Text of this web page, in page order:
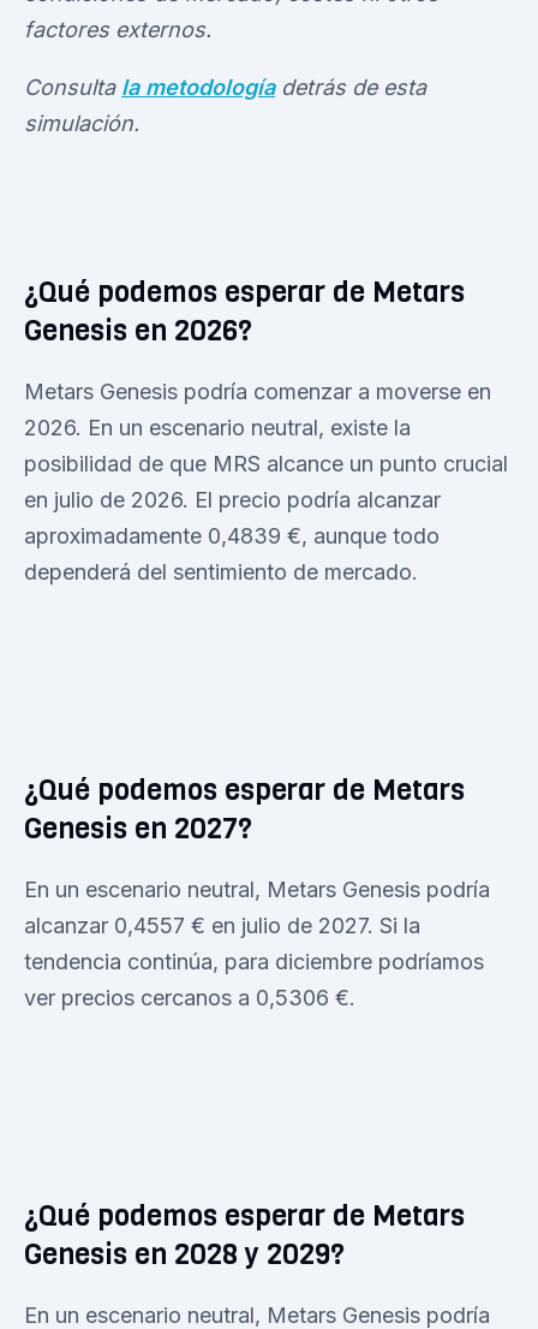
factores externos.
Consulta la metodologíadetrás de esta
simulación.
¿Qué podemos esperar de Metars
Genesis en 2026?
Metars Genesis podría comenzar a moverse en
2026. En un escenario neutral, existe la
posibilidad de que MRS alcance un punto crucial
en julio de 2026. El precio podría alcanzar
aproximadamente 0,4839 €, aunque todo
dependerá del sentimiento de mercado.
¿Qué podemos esperar de Metars
Genesis en 2027?
En un escenario neutral, Metars Genesis podría
alcanzar 0,4557 € en julio de 2027. Si la
tendencia continúa, para diciembre podríamos
ver precios cercanos a 0,5306 €.
¿Qué podemos esperar de Metars
Genesis en 2028 y 2029?
En un escenario neutral, Metars Genesis podría